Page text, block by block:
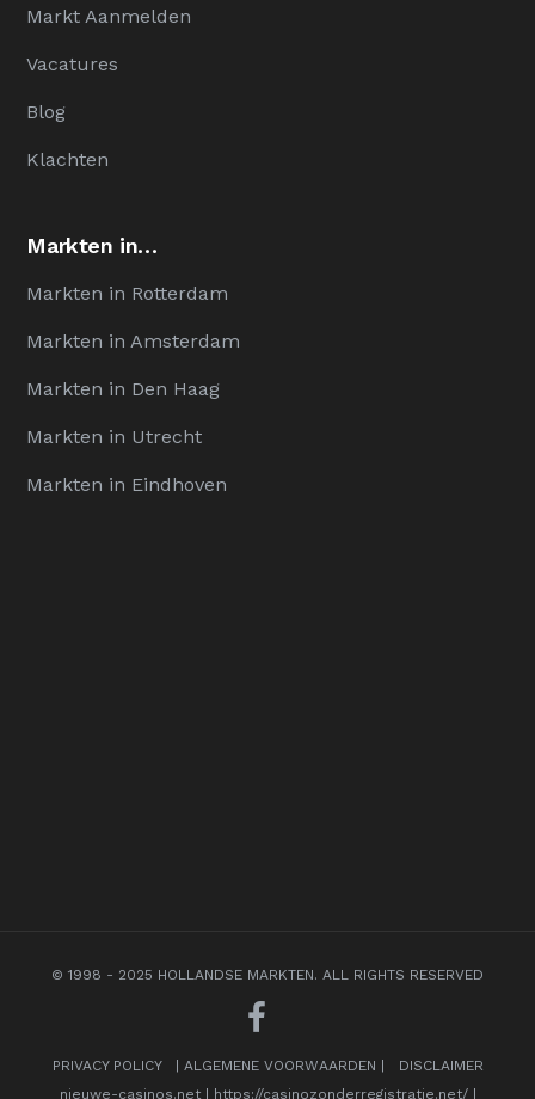
Markt Aanmelden
Vacatures
Blog
Klachten
Markten in…
Markten in Rotterdam
Markten in Amsterdam
Markten in Den Haag
Markten in Utrecht
Markten in Eindhoven
© 1998 - 2025 HOLLANDSE MARKTEN. ALL RIGHTS RESERVED
PRIVACY POLICY ALGEMENE VOORWAARDEN
DISCLAIMER
nieuwe-casinos.net| https://casinozonderregistratie.net/|